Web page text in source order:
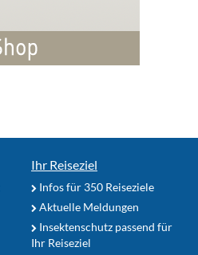
Ihr Reiseziel
Infos für 350 Reiseziele
Aktuelle Meldungen
Insektenschutz passend für
Ihr Reiseziel